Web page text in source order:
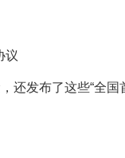
议
还发布了这些“全国